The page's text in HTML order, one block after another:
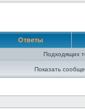
Ответы
Подходящих
Показать